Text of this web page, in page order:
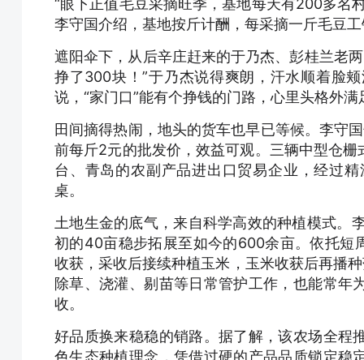
“眼下正值毛豆采摘旺季，基地每天有200多名
李守国介绍，基地按斤计酬，每采摘一斤毛豆
遮阳伞下，从后辛庄赶来的于乃杰、彭桂兰老
挣了300块！”于乃杰说得爽朗，汗水顺着脸
说，“家门口”能有个挣钱的门路，心里头格外满
田间摘得热闹，地头的货车也早已等候。李守
前每斤2元的批发价，效益可观。三辆中型仓
台、青岛的农副产品进出口贸易企业，经过
桌。
土地生金的底气，来自科学高效的种植模式。
初的40亩稳步拓展至如今的600余亩。依托短
收获，采收后接续种植玉米，玉米收获后再播
除草、浇灌、剔苗等日常管护工作，也能常年
收。
好品质换来稳稳的销路。据了解，该农场全程
色生态种植理念，凭借过硬的产品品质锁定稳